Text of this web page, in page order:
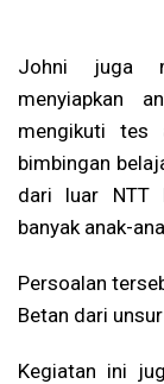
Johni juga
menyiapkan
mengikuti tes
bimbingan
dari luar NTT
banyak anak-
Persoalan
Betan dari
Kegiatan ini